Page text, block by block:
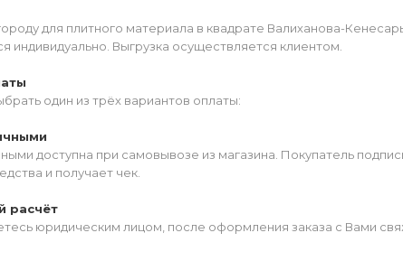
для плитного материала в квадрате Валиханова-
индивидуально. Выгрузка осуществляется клиентом.
один из трёх вариантов оплаты:
доступна при самовывозе из магазина. Покупатель
и получает чек.
расчёт
юридическим лицом, после оформления заказа с Вами